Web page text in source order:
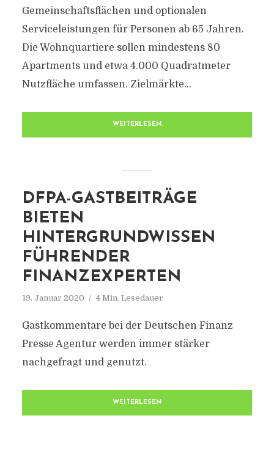
Gemeinschaftsflächen und optionalen
Serviceleistungen für Personen ab 65 Jahren.
Die Wohnquartiere sollen mindestens 80
Apartments und etwa 4.000 Quadratmeter
Nutzfläche umfassen. Zielmärkte...
WEITERLESEN
DFPA-GASTBEITRÄGE
BIETEN
HINTERGRUNDWISSEN
FÜHRENDER
FINANZEXPERTEN
19. Januar 2020 4 Min. Lesedauer
Gastkommentare bei der Deutschen Finanz
Presse Agentur werden immer stärker
nachgefragt und genutzt.
WEITERLESEN